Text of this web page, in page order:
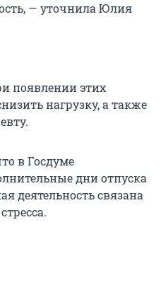
— уточнила Юлия
появлении этих
нагрузку, а также
в Госдуме
дни отпуска
деятельность связана